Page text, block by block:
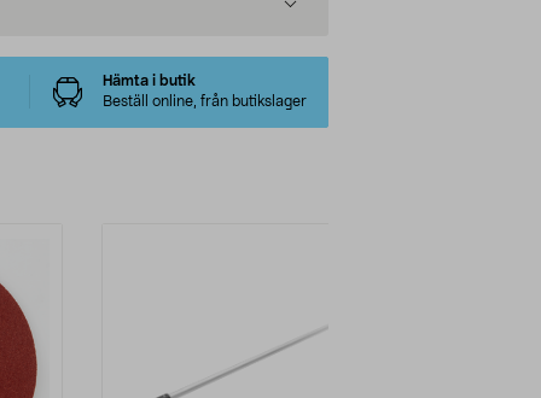
Hämta i butik
Beställ online, från butikslager